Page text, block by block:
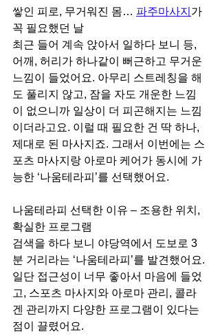
쌓인 피로, 무거워진 몸… 파주마사지 가
꼭 필요했던 날
최근 들어 계속 앉아서 일하다 보니 등,
어깨, 허리가 하나같이 뻐근하고 무거운
느낌이 들었어요. 아무리 스트레칭을 해
도 풀리지 않고, 잠을 자도 개운한 느낌
이 없으니까 일상이 더 피곤해지는 느낌
이더라고요. 이럴 때 필요한 건 딱 하나,
제대로 된 마사지죠. 그래서 이번에는 스
포츠 마사지랑 아로마 케어가 동시에 가
능한 ‘나움테라피’를 선택했어요.
나움테라피 선택한 이유 – 조용한 위치,
확실한 프로그램
검색을 하다 보니 야당역에서 도보로 3
분 거리라는 ‘나움테라피’를 발견했어요.
일단 접근성이 너무 좋아서 마음에 들었
고, 스포츠 마사지와 아로마 관리, 콜라
겐 관리까지 다양한 프로그램이 있다는
점이 끌렸어요.